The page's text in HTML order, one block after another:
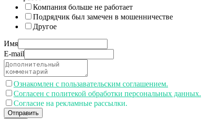
Компания больше не работает
Подрядчик был замечен в мошенничестве
Другое
Имя
E-mail
Ознакомлен с пользавательским соглашением.
Согласен с политекой обработки персональных данных.
Согласие на рекламные рассылки.
Отправить